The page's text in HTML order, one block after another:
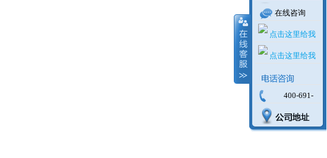
在线咨询
400-691-
6601